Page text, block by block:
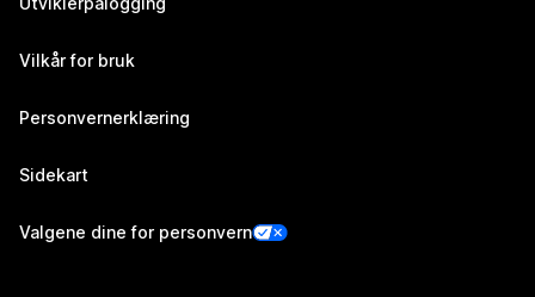
Vilkår for bruk
Personvernerklæring
Sidekart
Valgene dine for personvern